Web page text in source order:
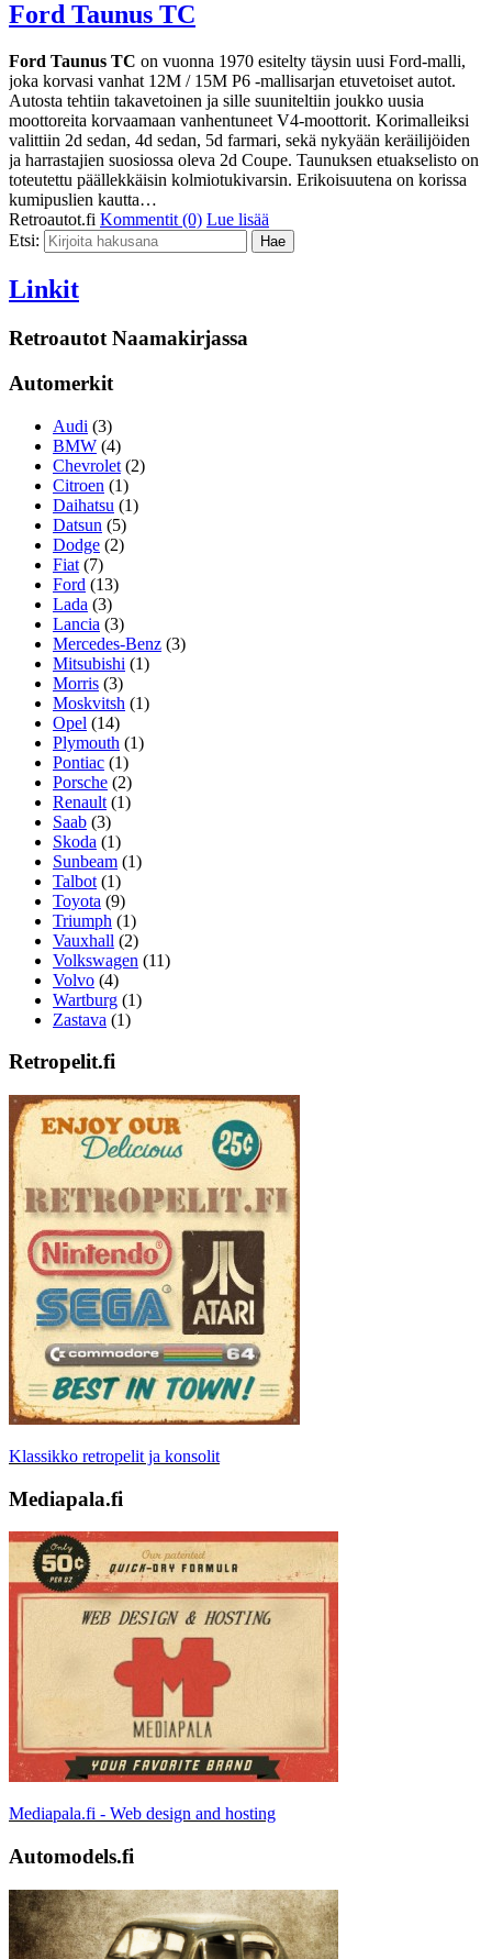
Ford Taunus TC
Ford Taunus TC on vuonna 1970 esitelty täysin uusi Ford-malli,
joka korvasi vanhat 12M / 15M P6 -mallisarjan etuvetoiset autot.
Autosta tehtiin takavetoinen ja sille suuniteltiin joukko uusia
moottoreita korvaamaan vanhentuneet V4-moottorit. Korimalleiksi
valittiin 2d sedan, 4d sedan, 5d farmari, sekä nykyään keräilijöiden
ja harrastajien suosiossa oleva 2d Coupe. Taunuksen etuakselisto on
toteutettu päällekkäisin kolmiotukivarsin. Erikoisuutena on korissa
kumipuslien kautta…
Retroautot.fi Kommentit (0) Lue lisää
Etsi:
Linkit
Retroautot Naamakirjassa
Automerkit
Audi (3)
BMW (4)
Chevrolet (2)
Citroen (1)
Daihatsu (1)
Datsun (5)
Dodge (2)
Fiat (7)
Ford (13)
Lada (3)
Lancia (3)
Mercedes-Benz (3)
Mitsubishi (1)
Morris (3)
Moskvitsh (1)
Opel (14)
Plymouth (1)
Pontiac (1)
Porsche (2)
Renault (1)
Saab (3)
Skoda (1)
Sunbeam (1)
Talbot (1)
Toyota (9)
Triumph (1)
Vauxhall (2)
Volkswagen (11)
Volvo (4)
Wartburg (1)
Zastava (1)
Retropelit.fi
Klassikko retropelit ja konsolit
Mediapala.fi
Mediapala.fi - Web design and hosting
Automodels.fi